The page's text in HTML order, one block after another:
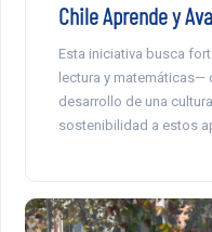
Chile Aprende y
Esta iniciativa busca
lectura y matemáticas—
desarrollo de una
sostenibilidad a estos